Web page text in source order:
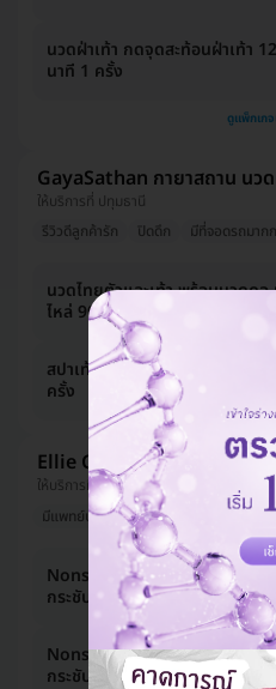
นวดฝ่าเท้า กดจุดสะท้อนฝ่าเท้า
นาที 1 ครั้ง
ดูแพ็กเก
GayaSathan กายาสถาน นว
ให้บริการที่ ปทุมธานี
รีวิวดีลูกค้ารัก
ปิดดึก มีที่จอดรถมาก
นวดไทยตัวและเท้า พร้อมนวดคอ
ไหล่ 90 นาที 1 ครั้ง
สปาเท้านุ่ม พร้อมนวดเท้า 90 นาที
ครั้ง
Ellie Clinic
ให้บริการที่ บางเขน
มีแพทย์ประจำคลินิก
มีที่จอดรถมากกว่า
Nonsurgical Neck Lift นวดยก
กระชับลำคอด้วยมือ 1 ครั้ง
Nonsurgical Eyes Lift นวดยก
กระชับรอบดวงตาด้วยมือ 1 ครั้ง